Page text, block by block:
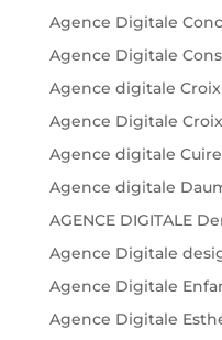
Agence Digitale
Agence Digitale
Agence digitale
Agence Digitale
Agence digitale Cuire
Agence digitale
AGENCE DIGITALE
Agence Digitale
Agence Digitale
Agence Digitale